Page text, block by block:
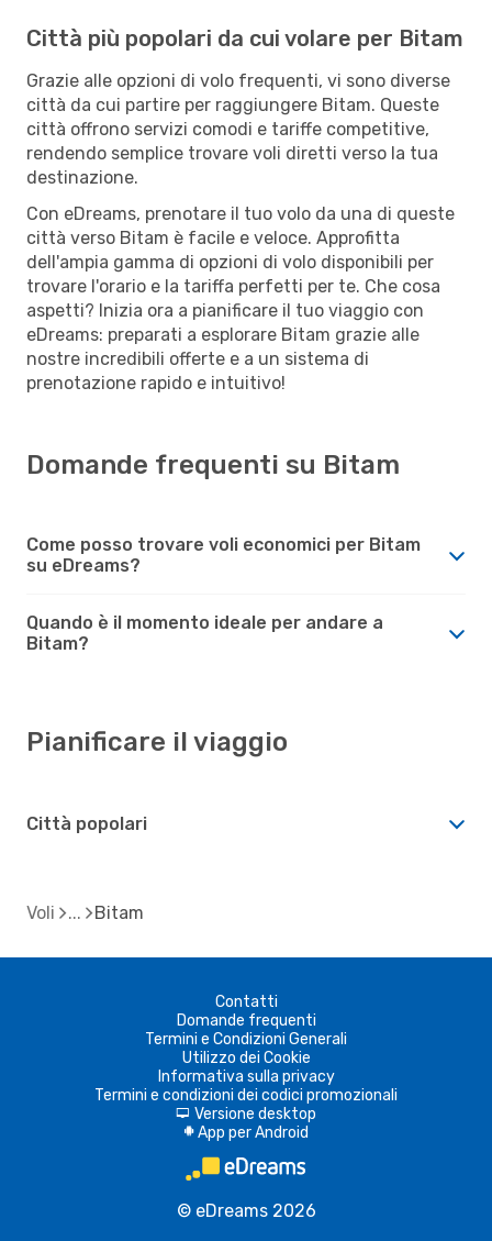
Città più popolari da cui volare per Bitam
Grazie alle opzioni di volo frequenti, vi sono diverse
città da cui partire per raggiungere Bitam. Queste
città offrono servizi comodi e tariffe competitive,
rendendo semplice trovare voli diretti verso la tua
destinazione.
Con eDreams, prenotare il tuo volo da una di queste
città verso Bitam è facile e veloce. Approfitta
dell'ampia gamma di opzioni di volo disponibili per
trovare l'orario e la tariffa perfetti per te. Che cosa
aspetti? Inizia ora a pianificare il tuo viaggio con
eDreams: preparati a esplorare Bitam grazie alle
nostre incredibili offerte e a un sistema di
prenotazione rapido e intuitivo!
Domande frequenti su Bitam
Come posso trovare voli economici per Bitam
su eDreams?
Quando è il momento ideale per andare a
Bitam?
Pianificare il viaggio
Città popolari
Voli Bitam
Contatti
Domande frequenti
Termini e Condizioni Generali
Utilizzo dei Cookie
Informativa sulla privacy
Termini e condizioni dei codici promozionali
d Versione desktop
A App per Android
© eDreams 2026